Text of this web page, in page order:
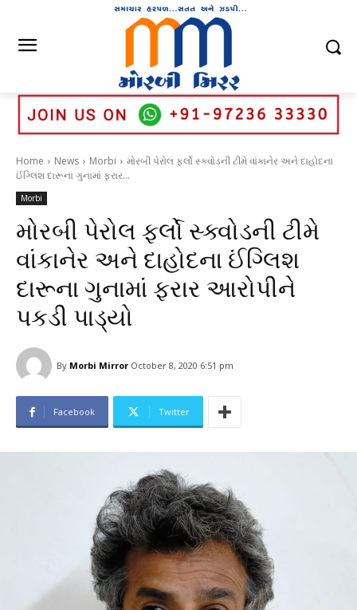
Home News Morbi
મોરબી પેરોલ ફર્લો સ્ક્વોડની ટીમે વાંકાનેર અને દાહોદના
ઈંગ્લિશ દારૂના ગુનામાં ફરાર...
Morbi
મોરબી પેરોલ ફર્લો સ્ક્વોડની ટીમે
વાંકાનેર અને દાહોદના ઈંગ્લિશ
દારૂના ગુનામાં ફરાર આરોપીને
પકડી પાડ્યો
By Morbi Mirror October 8, 2020 6:51 pm
Facebook Twitter